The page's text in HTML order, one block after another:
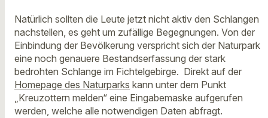
Natürlich sollten die Leute jetzt nicht aktiv den Schlangen
nachstellen, es geht um zufällige Begegnungen. Von der
Einbindung der Bevölkerung verspricht sich der Naturpark
eine noch genauere Bestandserfassung der stark
bedrohten Schlange im Fichtelgebirge. Direkt auf der
Homepage des Naturparks kann unter dem Punkt
„Kreuzottern melden“ eine Eingabemaske aufgerufen
werden, welche alle notwendigen Daten abfragt.